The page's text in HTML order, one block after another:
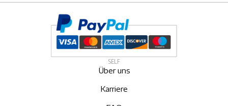
SELF
Über uns
Karriere